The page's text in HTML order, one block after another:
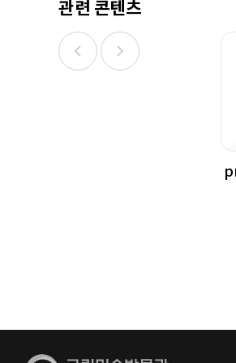
관련 콘텐츠